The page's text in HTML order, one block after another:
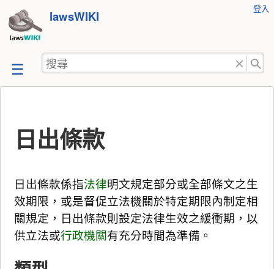
跳
至
容
lawsWIKI
工
登入
搜
尋
日出條款
日出條款係指法律明文規定部分或全部條文之生
效期限，或是督促立法機關於特定期限內制定相
關規定，日出條款則設定法律生效之緩衝期，以
供立法或行政機關有充分時間為準備。